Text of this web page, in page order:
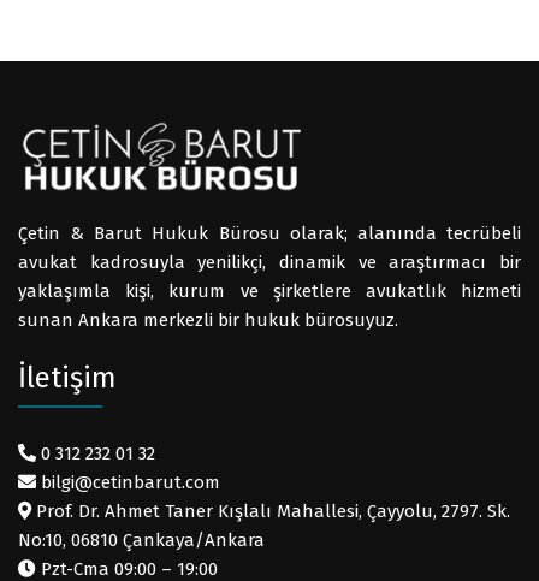
Çetin & Barut Hukuk Bürosu olarak; alanında tecrübeli
avukat kadrosuyla yenilikçi, dinamik ve araştırmacı bir
yaklaşımla kişi, kurum ve şirketlere avukatlık hizmeti
sunan Ankara merkezli bir hukuk bürosuyuz.
İletişim
0 312 232 01 32
bilgi@cetinbarut.com
Prof. Dr. Ahmet Taner Kışlalı Mahallesi, Çayyolu, 2797. Sk.
No:10, 06810 Çankaya/Ankara
Pzt-Cma 09:00 – 19:00